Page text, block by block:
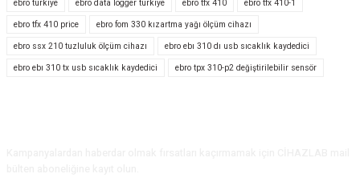
Görüş ve önerileriniz için teşekkür ederiz.
Ürün resmi kalitesiz, bozuk veya görüntülenemiyor.
Ürün açıklamasında eksik bilgiler bulunuyor.
ebro türkiye
ebro data logger türkiye ebro tfx 410
ebro tfx 410-1
ebro tfx 410 price
ebro fom 330 kızartma yağı ölçüm cihazı
ebro ssx 210 tuzluluk ölçüm cihazı
ebro ebı 310 dı usb sıcaklık kaydedici
ebro ebı 310 tx usb sıcaklık kaydedici
ebro tpx 310-p2 değiştirilebilir sensör